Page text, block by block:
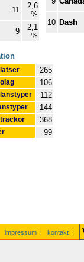
11
2,6
%
9
2,1
%
10 Dash
265
106
112
144
368
99
impressum : kontakt :